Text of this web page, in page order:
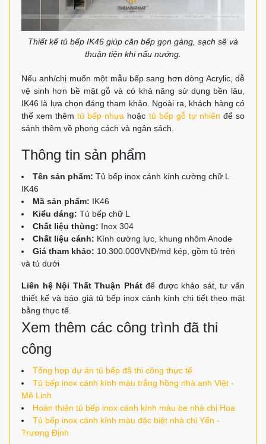
Thiết kế tủ bếp IK46 giúp căn bếp gọn gàng, sạch sẽ và
thuận tiện khi nấu nướng.
Nếu anh/chị muốn một mẫu bếp sang hơn dòng Acrylic, dễ
vệ sinh hơn bề mặt gỗ và có khả năng sử dụng bền lâu,
IK46 là lựa chọn đáng tham khảo. Ngoài ra, khách hàng có
thể xem thêmtủ bếp nhựa hoặc tủ bếp gỗ tự nhiên để so
sánh thêm về phong cách và ngân sách.
Thông tin sản phẩm
Tên sản phẩm: Tủ bếp inox cánh kính cường chữ L
IK46
Mã sản phẩm: IK46
Kiểu dáng: Tủ bếp chữ L
Chất liệu thùng: Inox 304
Chất liệu cánh: Kính cường lực, khung nhôm Anode
Giá tham khảo: 10.300.000VNĐ/md kép, gồm tủ trên
và tủ dưới
Liên hệ Nội Thất Thuận Phátđể được khảo sát, tư vấn
thiết kế và báo giá tủ bếp inox cánh kính chi tiết theo mặt
bằng thực tế.
Xem thêm các công trình đã thi
công
Tổng hợp dự án tủ bếp đã thi công thực tế
Tủ bếp inox cánh kính màu trắng hồng nhà anh Việt -
Mê Linh
Hoàn thiện tủ bếp inox cánh kính màu be nhà chị Hoa
Tủ bếp inox cánh kính màu đặc biệt nhà chị Yến -
Trương Định